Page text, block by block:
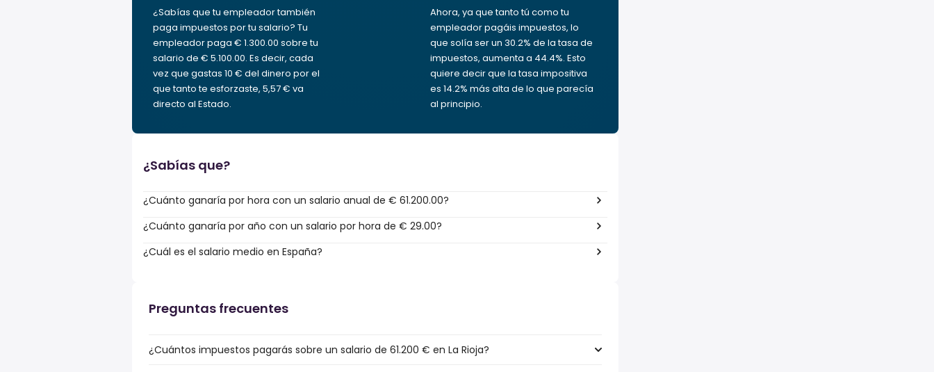
¿Sabías que tu empleador también
paga impuestos por tu salario? Tu
empleador paga € 1.300.00 sobre tu
salario de € 5.100.00. Es decir, cada
vez que gastas 10 € del dinero por el
que tanto te esforzaste, 5,57 € va
directo al Estado.
Ahora, ya que tanto tú como tu
empleador pagáis impuestos, lo
que solía ser un 30.2% de la tasa de
impuestos, aumenta a 44.4%. Esto
quiere decir que la tasa impositiva
es 14.2% más alta de lo que parecía
al principio.
¿Sabías que?
¿Cuánto ganaría por hora con un salario anual de € 61.200.00?
¿Cuánto ganaría por año con un salario por hora de € 29.00?
¿Cuál es el salario medio en España?
Preguntas frecuentes
¿Cuántos impuestos pagarás sobre un salario de 61.200 € en La Rioja?